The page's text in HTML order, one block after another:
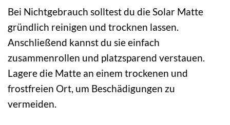
Bei Nichtgebrauch solltest du die Solar Matte
gründlich reinigen und trocknen lassen.
Anschließend kannst du sie einfach
zusammenrollen und platzsparend verstauen.
Lagere die Matte an einem trockenen und
frostfreien Ort, um Beschädigungen zu
vermeiden.